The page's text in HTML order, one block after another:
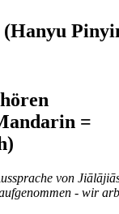
(Hanyu
=
von
- wir